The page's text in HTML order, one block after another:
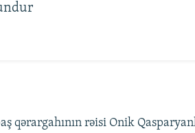
qərargahının rəisi Onik